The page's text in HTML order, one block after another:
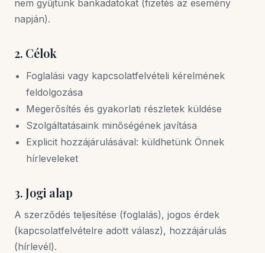
nem gyűjtünk bankadatokat (fizetés az esemény
napján).
2. Célok
Foglalási vagy kapcsolatfelvételi kérelmének
feldolgozása
Megerősítés és gyakorlati részletek küldése
Szolgáltatásaink minőségének javítása
Explicit hozzájárulásával: küldhetünk Önnek
hírleveleket
3. Jogi alap
A szerződés teljesítése (foglalás), jogos érdek
(kapcsolatfelvételre adott válasz), hozzájárulás
(hírlevél).